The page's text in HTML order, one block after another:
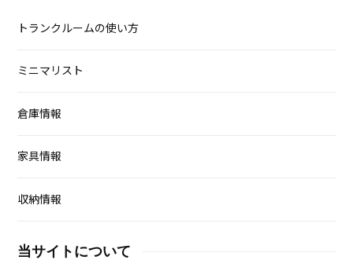
トランクルームの使い方
ミニマリスト
倉庫情報
家具情報
収納情報
当サイトについて